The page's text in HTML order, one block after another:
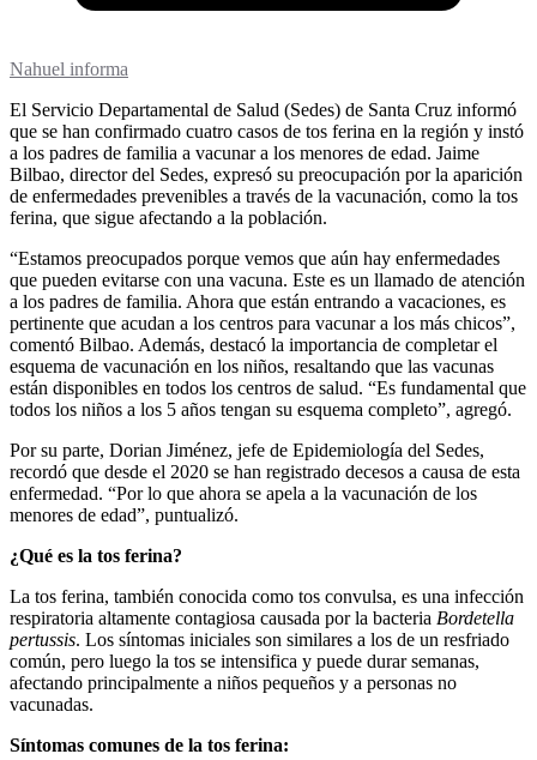
Nahuel informa
El Servicio Departamental de Salud (Sedes) de Santa Cruz informó
que se han confirmado cuatro casos de tos ferina en la región y instó
a los padres de familia a vacunar a los menores de edad. Jaime
Bilbao, director del Sedes, expresó su preocupación por la aparición
de enfermedades prevenibles a través de la vacunación, como la tos
ferina, que sigue afectando a la población.
“Estamos preocupados porque vemos que aún hay enfermedades
que pueden evitarse con una vacuna. Este es un llamado de atención
a los padres de familia. Ahora que están entrando a vacaciones, es
pertinente que acudan a los centros para vacunar a los más chicos”,
comentó Bilbao. Además, destacó la importancia de completar el
esquema de vacunación en los niños, resaltando que las vacunas
están disponibles en todos los centros de salud. “Es fundamental que
todos los niños a los 5 años tengan su esquema completo”, agregó.
Por su parte, Dorian Jiménez, jefe de Epidemiología del Sedes,
recordó que desde el 2020 se han registrado decesos a causa de esta
enfermedad. “Por lo que ahora se apela a la vacunación de los
menores de edad”, puntualizó.
¿Qué es la tos ferina?
La tos ferina, también conocida como tos convulsa, es una infección
respiratoria altamente contagiosa causada por la bacteria Bordetella
pertussis. Los síntomas iniciales son similares a los de un resfriado
común, pero luego la tos se intensifica y puede durar semanas,
afectando principalmente a niños pequeños y a personas no
vacunadas.
Síntomas comunes de la tos ferina: